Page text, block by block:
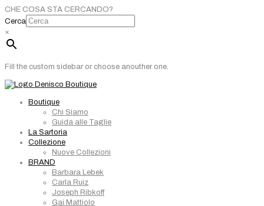
CHE COSA STA CERCANDO?
Cerca
×
Fill the custom sidebar or choose anouther one.
Boutique
Chi Siamo
Guida alle Taglie
La Sartoria
Collezione
Nuove Collezioni
BRAND
Barbara Lebek
Carla Ruiz
Joseph Ribkoff
Gai Mattiolo